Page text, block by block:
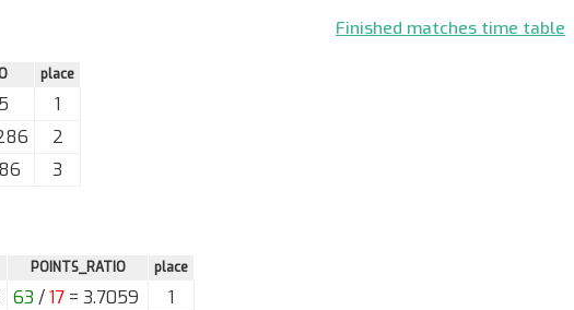
Finished matches time table
place
1
2
3
POINTS_RATIO place
63 /17 = 3.7059
1